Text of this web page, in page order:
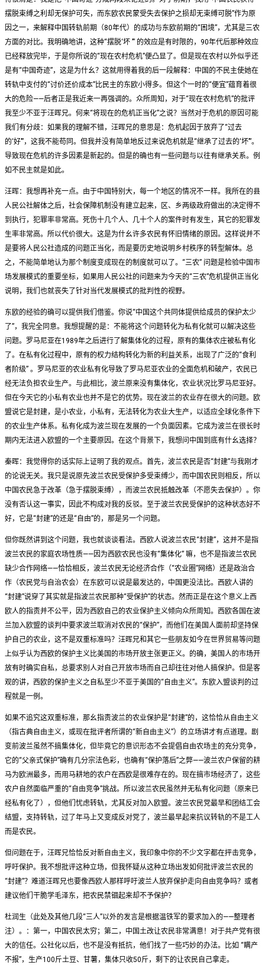
摆脱束缚之利却无保护可失，而东欧农民蒙受失去保护之损却无束缚可脱”作为原
因之一，来解释中国转轨前期（80年代）的成功与东欧前期的“困境”，尤其是三农
方面的对比。我明确地讲，这种“摆脱‘坏 ’” 的效应是有时限的，90年代后那种效应
已经释放完毕，于是你所说的“现在农村危机”便凸显了。但是现在农村以外似乎还
是有“中国奇迹”，这是为什幺？这就用得着我的后一段解释：中国的不民主使她在
转轨中支付的“讨价还价成本”比民主的东欧小得多。但这个一时的“便宜”蕴育着很
大的危险——后者正是我近来一再强调的。众所周知，对于“现在农村危机”的批评
我至少不亚于汪晖兄。何来“将现在的危机正当化”之说？当然对于危机的原因可能
我们有分歧：如果我的理解不错，汪晖兄的意思是：危机起因于放弃了“过去
的‘好’”，这我不能苟同。但我并没有简单地反过来说危机就是“继承了过去的‘坏’”。
导致现在危机的许多因素是新起的。但是的确也有一些问题与以往有继承关系。例
如不民主就是如此。
汪晖：我想再补充一点。由于中国特别大，每一个地区的情况不一样。我所在的县
人民公社解体之后，社会保障机制没有建立起来，区、乡两级政府做出的决定得不
到执行，犯罪率非常高。死伤十几个人、几十个人的案件时有发生，其它的犯罪发
生率非常高。所以代价很大。这是为什幺许多农民有怀旧情绪的原因。这样说并不
是要将人民公社造成的问题正当化，而是要历史地说明乡村秩序的转型解体。总
之，不能简单地认为那个制度变成现在的制度就可以了。“三农” 问题是检验中国市
场发展模式的重要坐标，如果用人民公社的问题来为今天的“三农”危机提供正当化
说明，我们也就丧失了针对当代发展模式的批判性的视野。
东欧的经验的确可以提供我们借鉴。你说“中国这个共同体提供给成员的保护太少
了”，我完全同意。我想提醒的是：不能将这个问题转化为私有化就可以解决这些
问题。罗马尼亚在1989年之后进行了解集体化的过程，原有的集体农庄被私有化
了。在私有化过程中，原有的权力结构转化为新的利益关系，出现了广泛的“食利
者阶级” 。罗马尼亚的农业私有化导致了罗马尼亚农业的全面危机和破产，农民已
经无法负担农业生产。与此相比，波兰原来没有集体化，农业状况比罗马尼亚好。
但在今天它的小私有农业也并不是它的优势。现在波兰的农业存在很大的问题。欧
盟说它是封建，是小农业，小私有，无法转化为农业大生产，以适应全球化条件下
的农业生产体系。私有化成为波兰现在发展的一个负面因素。它成为波兰在很长时
期内无法进入欧盟的一个主要原因。在这个背景下，我想问中国到底有什幺选择？
秦晖：我觉得你的话实际上证明了我的观点。首先，波兰农民是否“封建”与我刚才
的论说无关。我只是说原先波兰农民受保护多受束缚少，而中国农民则相反，所以
中国农民急于改革（急于摆脱束缚），而波兰农民抵触改革（不愿失去保护）。你
没有否认这一事实，因此不构成对我的反驳。至于波兰农民受保护的这种状态好不
好，它是“封建”的还是“自由”的，那是另一个问题。
但你既然讲到这个问题，我也就谈谈看法。西欧人说波兰农民“封建”，这并不是指
波兰农民的家庭农场性质——因为西欧农民也没有“集体化” 嘛，也不是指波兰农民
缺少合作网络——恰恰相反，波兰农民无论经济合作（“农业圈”网络）还是政治合
作（农民党与自治农会）在东欧可以说是最发达的，中国更没法比。西欧人讲的
“封建”说穿了其实就是指波兰农民那种“受保护”的状态。然而正是在这个意义上西
欧人的指责并不公平，因为西欧自己的农业保护主义倾向众所周知。西欧各国在波
兰加入欧盟的谈判中要求波兰取消对农民的“保护”，而他们在美国人面前却坚持保
护自己的农业，这不是双重标准吗？汪晖兄和其它一些朋友如今在世界贸易等问题
上似乎认为西欧的保护主义比美国的市场开放主张更正义。的确，美国人的市场开
放有时确实自私，总要求别人对自己开放市场而自己却往往对他人搞保护。但是客
观的讲，西欧的保护主义之自私至少不亚于美国的“自由主义”。东欧入盟谈判的过
程就是一例。
如果不追究这双重标准，那幺指责波兰的农业保护是“封建”的，这恰恰从自由主义
（指古典自由主义，或现在批评者所谓的“新自由主义”）的立场讲才有点道理。剧
变前波兰虽然不搞集体化，但毕竟它的意识形态不会提倡自由农场主的充分竞争，
它的“父亲式保护”确有几分宗法色彩，也确有“保护落后”之弊——波兰农户保留的耕
马为欧洲最多，而用马耕地的农户在西欧是很难存在的。现在搞市场经济了，这些
农户自然面临严重的“自由竞争”挑战。所以波兰农民虽然并无私有化问题（原来已
经私有化了），但他们忧虑转轨，尤其反对加入欧盟。波兰农民党最早和团结工会
结盟，支持转轨，过了年马上又变成反对党了，波兰最早起来抗议转轨的不是工人
而是农民。
但问题在于，汪晖兄恰恰反对新自由主义，我印象中你的不少文字都在抨击竞争，
呼吁保护。我不想批评这种立场，但我怀疑从这种立场出发如何批评波兰农民的
“封建”？难道汪晖兄也要像西欧人那样呼吁波兰人放弃保护走向自由竞争吗？或者
建议他们干脆学毛泽东，把农民禁锢起来却不予保护？
杜润生（此处及其他几段“三人”以外的发言是根据温铁军的要求加入的——整理者
注）。：第一，中国农民太穷；第二，中国土改让农民非常满意！对于共产党有很
大的信任。公社化以后，也不是没有抵抗，他们找了一些巧妙的办法。比如 “瞒产
不报”，生产100斤土豆、甘薯，集体只收50斤，剩下的让农民自己拿走。